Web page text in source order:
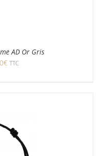
AD Or Gris
€ TTC